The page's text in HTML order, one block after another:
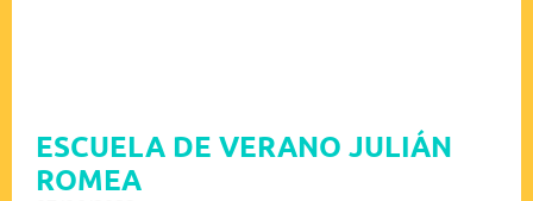
ESCUELA DE VERANO JULIÁN
ROMEA